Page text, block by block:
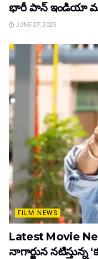
భారీ పాన్‌ ఇండియా
JUNE 27, 2025
FILM NEWS
Latest Movie
నాగార్జున నటిస్తున్న